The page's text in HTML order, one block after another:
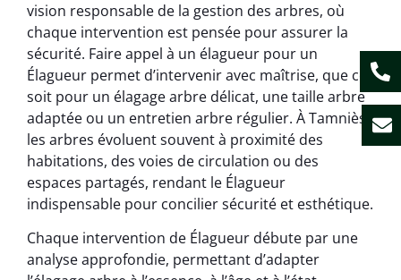
vision responsable de la gestion des arbres, où
chaque intervention est pensée pour assurer la
sécurité. Faire appel à un élagueur pour un
Élagueur permet d’intervenir avec maîtrise, que ce
soit pour un élagage arbre délicat, une taille arbre
adaptée ou un entretien arbre régulier. À Tamniès,
les arbres évoluent souvent à proximité des
habitations, des voies de circulation ou des
espaces partagés, rendant le Élagueur
indispensable pour concilier sécurité et esthétique.
Chaque intervention de Élagueur débute par une
analyse approfondie, permettant d’adapter